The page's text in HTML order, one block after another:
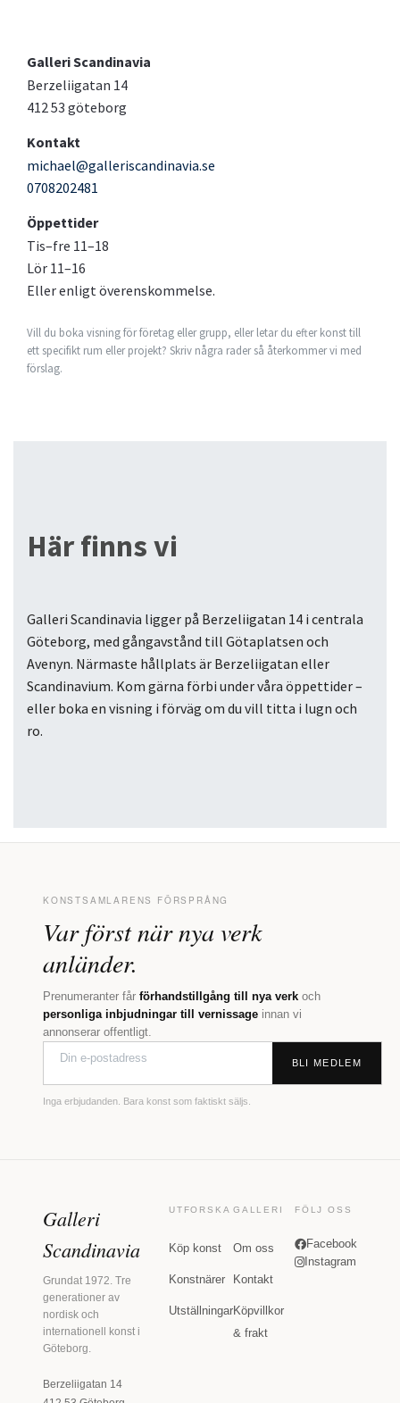
Galleri Scandinavia
Berzeliigatan 14
412 53 göteborg
Kontakt
michael@galleriscandinavia.se
0708202481
Öppettider
Tis–fre 11–18
Lör 11–16
Eller enligt överenskommelse.
Vill du boka visning för företag eller grupp, eller letar du efter konst till
ett specifikt rum eller projekt? Skriv några rader så återkommer vi med
förslag.
Här finns vi
Galleri Scandinavia ligger på Berzeliigatan 14 i centrala
Göteborg, med gångavstånd till Götaplatsen och
Avenyn. Närmaste hållplats är Berzeliigatan eller
Scandinavium. Kom gärna förbi under våra öppettider –
eller boka en visning i förväg om du vill titta i lugn och
ro.
KONSTSAMLARENS FÖRSPRÅNG
Var först när nya verk
anländer.
Prenumeranter får förhandstillgång till nya verk och
personliga inbjudningar till vernissage innan vi
annonserar offentligt.
BLI MEDLEM
Inga erbjudanden. Bara konst som faktiskt säljs.
Galleri
Scandinavia
Grundat 1972. Tre
generationer av
nordisk och
internationell konst i
Göteborg.
Berzeliigatan 14
UTFORSKA
Köp konst
Konstnärer
Utställningar
GALLERI
Om oss
Kontakt
Köpvillkor
& frakt
FÖLJ OSS
Facebook
Instagram